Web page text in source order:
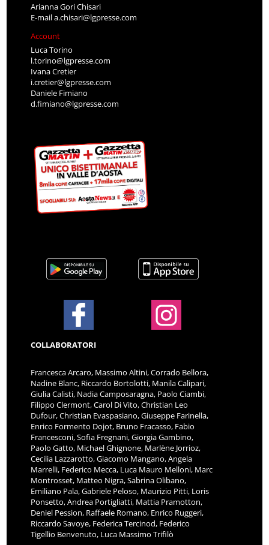
Arianna Gori Chisari
E-maila.chisari@lgpresse.com
Account
Luca Torino
l.torino@lgpresse.com
Ivana Cretier
i.cretier@lgpresse.com
Daniele Fimiano
d.fimiano@lgpresse.com
COLLABORATORI
Francesca Arcaro, Massimo Altini, Corrado Bellora,
Nadine Blanc, Riccardo Bortolotti, Manila Calipari,
Giulia Calisti, Nadia Camposaragna, Paolo Ciambi,
Filippo Clermont, Carol Di Vito, Christian Leo
Dufour, Christian Evaspasiano, Giuseppe Farinella,
Enrico Formento Dojot, Bruno Fracasso, Fabio
Francesconi, Sofia Fregnani, Giorgia Gambino,
Paolo Gatto, Michael Ghignone, Marlène Jorrioz,
Cecilia Lazzarotto, Giacomo Mangano, Angela
Marrelli, Federico Mecca, Luca Mauro Melloni, Marc
Montrosset, Matteo Nigra, Sabrina Olibano,
Emiliano Pala, Gabriele Peloso, Maurizio Pitti, Loris
Ponsetto, Andrea Portigliatti, Mattia Pramotton,
Deniel Pession, Raffaele Romano, Enrico Ruggeri,
Riccardo Savoye, Federica Tercinod, Federico
Tigellio Benvenuto, Luca Massimo Trifilò